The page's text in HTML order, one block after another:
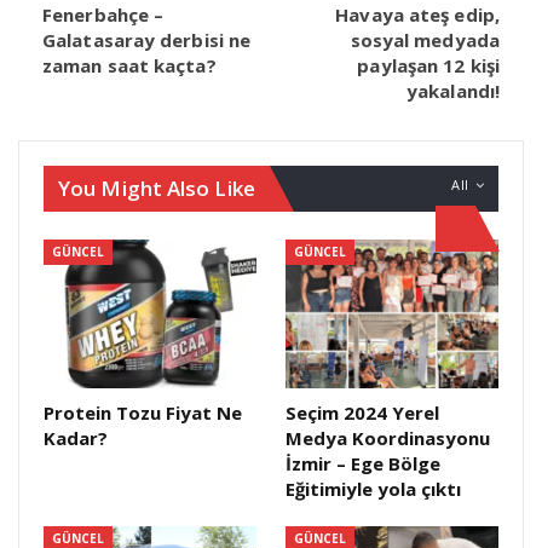
Fenerbahçe –
Galatasaray derbisi ne
zaman saat kaçta?
Havaya ateş edip,
sosyal medyada
paylaşan 12 kişi
yakalandı!
All
You Might Also Like
GÜNCEL
Protein Tozu Fiyat Ne
Kadar?
GÜNCEL
Seçim 2024 Yerel
Medya Koordinasyonu
İzmir – Ege Bölge
Eğitimiyle yola çıktı
GÜNCEL GÜNCEL